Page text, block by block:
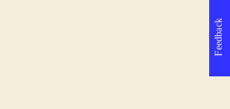
Feedback